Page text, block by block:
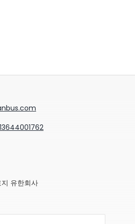
유한회사